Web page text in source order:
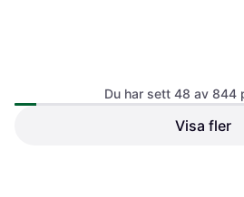
Baksida Med Display Svart
Du har sett 48 av 844
Visa fler